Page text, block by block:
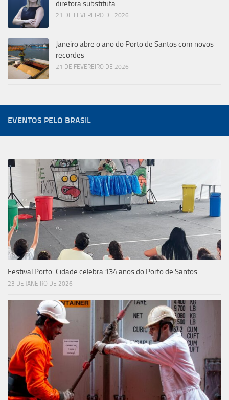
diretora substituta
21 DE FEVEREIRO DE 2026
Janeiro abre o ano do Porto de Santos com novos
recordes
21 DE FEVEREIRO DE 2026
EVENTOS PELO BRASIL
Festival Porto-Cidade celebra 134 anos do Porto de Santos
23 DE JANEIRO DE 2026